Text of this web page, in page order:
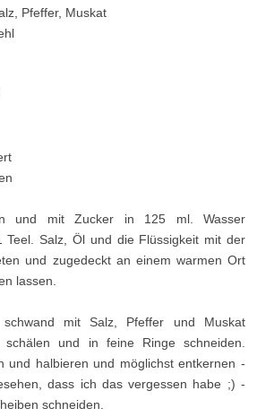
Pfeffer, Muskat
und mit Zucker in 125 ml. Wasser
Teel. Salz, Öl und die Flüssigkeit mit der
und zugedeckt an einem warmen Ort
lassen.
schwand mit Salz, Pfeffer und Muskat
schälen und in feine Ringe schneiden.
und halbieren und möglichst entkernen -
dass ich das vergessen habe ;) -
schneiden.